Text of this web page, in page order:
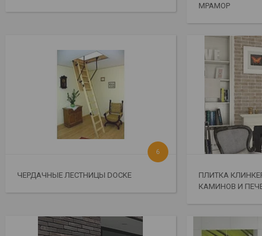
МРАМОР
ЧЕРДАЧНЫЕ ЛЕСТНИЦЫ DOCKE
6
ПЛИТКА
КАМИНОВ И